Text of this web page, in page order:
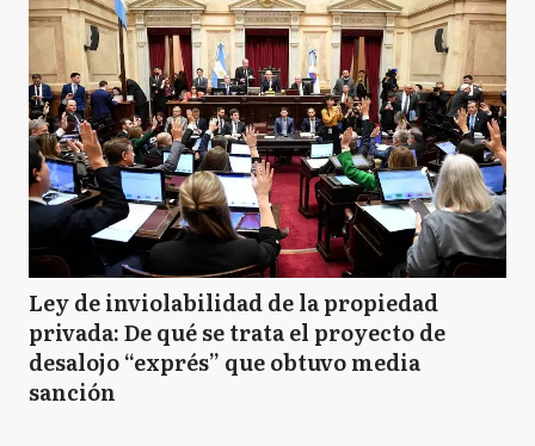
Ley de inviolabilidad de la propiedad
privada: De qué se trata el proyecto de
desalojo “exprés” que obtuvo media
sanción